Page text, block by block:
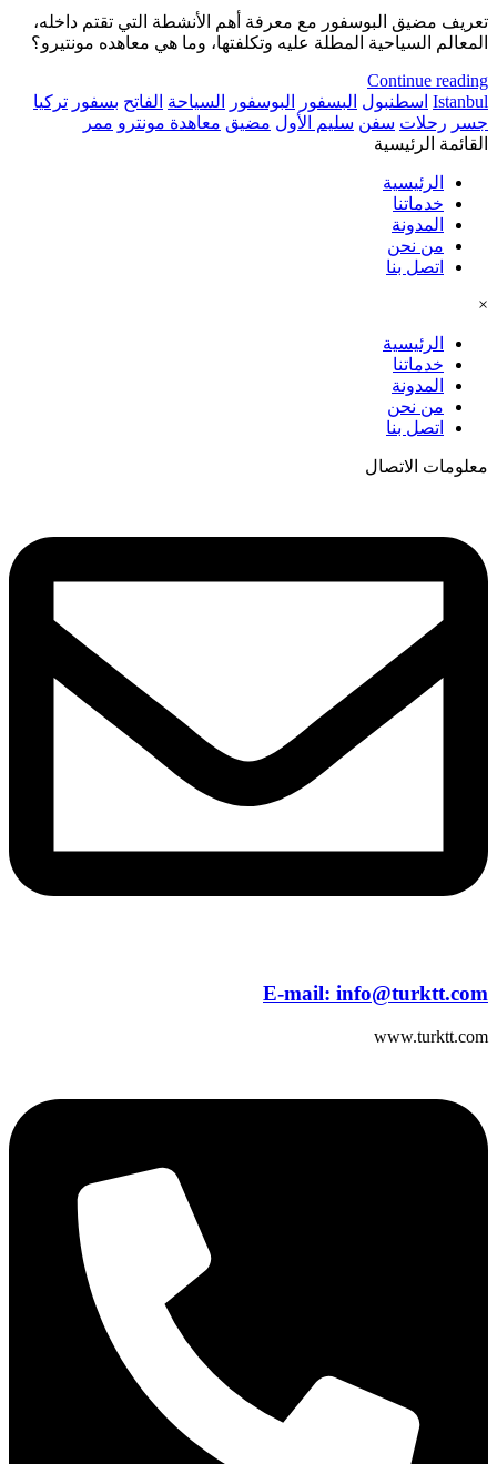
تعريف مضيق البوسفور مع معرفة أهم الأنشطة التي تقتم داخله،
المعالم السياحية المطلة عليه وتكلفتها، وما هي معاهده مونتيرو؟
Continue reading
Istanbul اسطنبول البسفور البوسفور السياحة الفاتح بسفور تركيا
جسر رحلات سفن سليم الأول مضيق معاهدة مونترو ممر
القائمة الرئيسية
الرئيسية
خدماتنا
المدونة
من نحن
اتصل بنا
×
الرئيسية
خدماتنا
المدونة
من نحن
اتصل بنا
معلومات الاتصال
E-mail: info@turktt.com
www.turktt.com